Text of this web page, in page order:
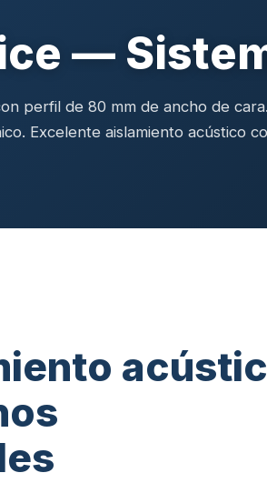
—
perfil de 80 mm de ancho de cara.
Excelente aislamiento acústico